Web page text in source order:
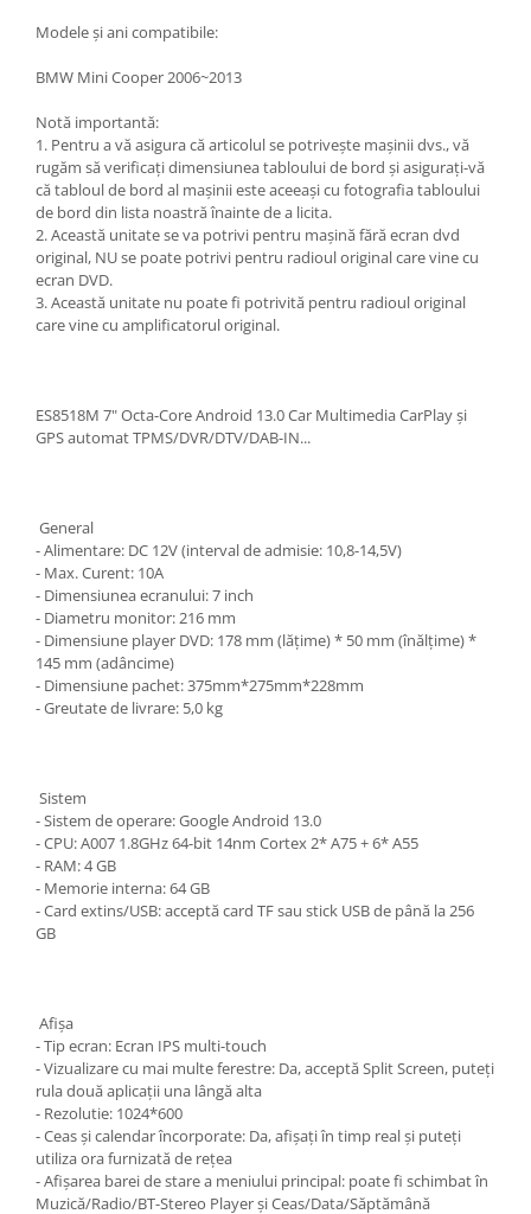
Modele și ani compatibile:
BMW Mini Cooper 2006~2013
Notă importantă:
1. Pentru a vă asigura că articolul se potrivește mașinii dvs., vă
rugăm să verificați dimensiunea tabloului de bord și asigurați-vă
că tabloul de bord al mașinii este aceeași cu fotografia tabloului
de bord din lista noastră înainte de a licita.
2. Această unitate se va potrivi pentru mașină fără ecran dvd
original, NU se poate potrivi pentru radioul original care vine cu
ecran DVD.
3. Această unitate nu poate fi potrivită pentru radioul original
care vine cu amplificatorul original.
ES8518M 7" Octa-Core Android 13.0 Car Multimedia CarPlay și
GPS automat TPMS/DVR/DTV/DAB-IN...
General
- Alimentare: DC 12V (interval de admisie: 10,8-14,5V)
- Max. Curent: 10A
- Dimensiunea ecranului: 7 inch
- Diametru monitor: 216 mm
- Dimensiune player DVD: 178 mm (lățime) * 50 mm (înălțime) *
145 mm (adâncime)
- Dimensiune pachet: 375mm*275mm*228mm
- Greutate de livrare: 5,0 kg
Sistem
- Sistem de operare: Google Android 13.0
- CPU: A007 1.8GHz 64-bit 14nm Cortex 2* A75 + 6* A55
- RAM: 4 GB
- Memorie interna: 64 GB
- Card extins/USB: acceptă card TF sau stick USB de până la 256
GB
Afişa
- Tip ecran: Ecran IPS multi-touch
- Vizualizare cu mai multe ferestre: Da, acceptă Split Screen, puteți
rula două aplicații una lângă alta
- Rezolutie: 1024*600
- Ceas și calendar încorporate: Da, afișați în timp real și puteți
utiliza ora furnizată de rețea
- Afișarea barei de stare a meniului principal: poate fi schimbat în
Muzică/Radio/BT-Stereo Player și Ceas/Data/Săptămână